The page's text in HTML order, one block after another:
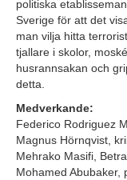
politiska
Sverige för att det
man vilja hitta
tjallare i skolor,
husrannsakan och
detta.
Medverkande:
Federico Rodriguez
Magnus Hörnqvist,
Mehrako Masifi,
Mohamed Abubaker,